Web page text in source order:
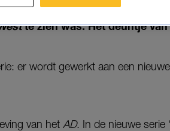
in de jaren tachtig
te zien was. Het deuntje
er wordt gewerkt aan een
van het AD. In de nieuwe serie